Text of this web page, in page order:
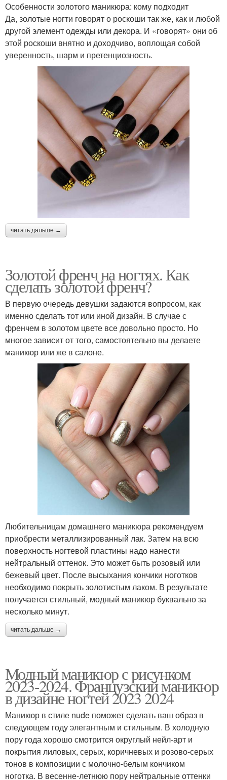
Особенности золотого маникюра: кому подходит
Да, золотые ногти говорят о роскоши так же, как и любой
другой элемент одежды или декора. И «говорят» они об
этой роскоши внятно и доходчиво, воплощая собой
уверенность, шарм и претенциозность.
читать дальше →
Золотой френч на ногтях. Как
сделать золотой френч?
В первую очередь девушки задаются вопросом, как
именно сделать тот или иной дизайн. В случае с
френчем в золотом цвете все довольно просто. Но
многое зависит от того, самостоятельно вы делаете
маникюр или же в салоне.
Любительницам домашнего маникюра рекомендуем
приобрести металлизированный лак. Затем на всю
поверхность ногтевой пластины надо нанести
нейтральный оттенок. Это может быть розовый или
бежевый цвет. После высыхания кончики ноготков
необходимо покрыть золотистым лаком. В результате
получается стильный, модный маникюр буквально за
несколько минут.
читать дальше →
Модный маникюр с рисунком
2023-2024. Французский маникюр
в дизайне ногтей 2023 2024
Маникюр в стиле nude поможет сделать ваш образ в
следующем году элегантным и стильным. В холодную
пору года хорошо смотрится округлый нейл-арт и
покрытия лиловых, серых, коричневых и розово-серых
тонов в композиции с молочно-белым кончиком
ноготка. В весенне-летнюю пору нейтральные оттенки